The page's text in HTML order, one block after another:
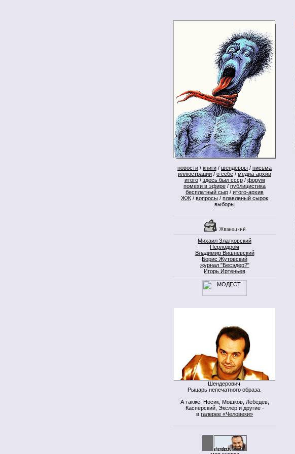
новости / книги / шендевры / письма
иллюстрации / о себе / медиа-архив
итого/ здесь был ссср/ форум
помехи в эфире / публицистика
бесплатный сыр / итого-архив
ЖЖ / вопросы / плавленый сырок
выборы
Михаил Златковский
Перлодром
Владимир Вишневский
Борис Жутовский
журнал "Бесэдер?"
Игорь Иртеньев
Шендерович.
Рыцарь непечатного образа.
А также: Носик, Мошков, Лебедев,
Касперский, Экслер и другие -
в галерее «Человеки»